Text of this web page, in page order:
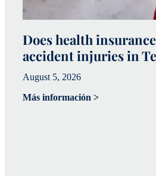
Does health
accident injuries in
August 5, 2026
Más información >